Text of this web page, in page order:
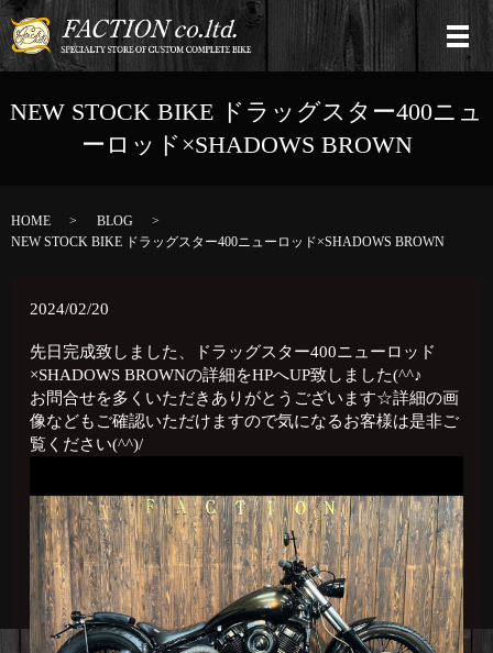
NEW STOCK BIKE ドラッグスター400ニュ
ーロッド×SHADOWS BROWN
HOME
BLOG
NEW STOCK BIKE ドラッグスター400ニューロッド×SHADOWS BROWN
2024/02/20
先日完成致しました、ドラッグスター400ニューロッド
×SHADOWS BROWNの詳細をHPへUP致しました(^^♪
お問合せを多くいただきありがとうございます☆詳細の画
像などもご確認いただけますので気になるお客様は是非ご
覧ください(^^)/